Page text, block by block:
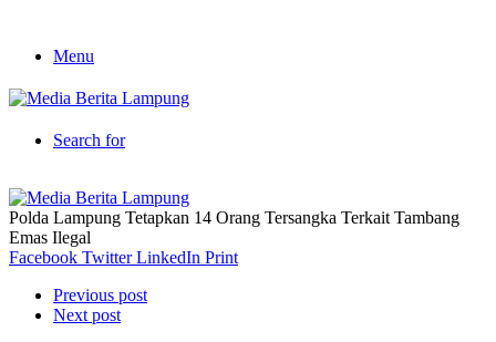
Menu
Search for
Polda Lampung Tetapkan 14 Orang Tersangka Terkait Tambang
Emas Ilegal
Facebook Twitter LinkedIn Print
Previous post
Next post